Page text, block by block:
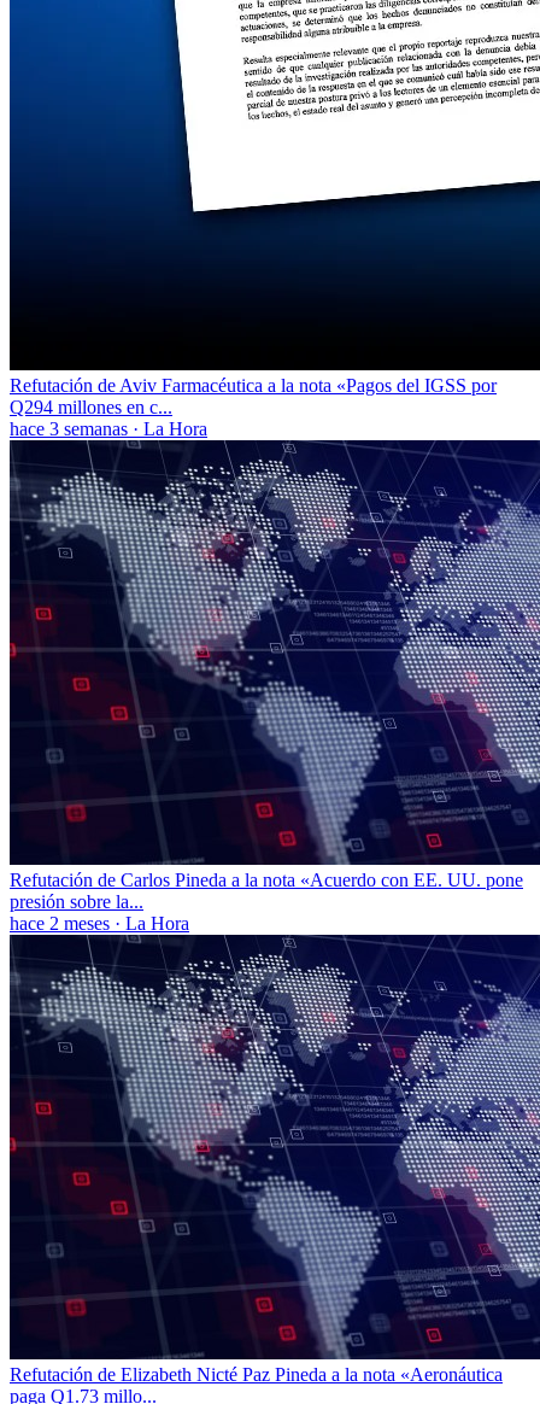
Refutación de Aviv Farmacéutica a la nota «Pagos del IGSS por
Q294 millones en c...
hace 3 semanas · La Hora
Refutación de Carlos Pineda a la nota «Acuerdo con EE. UU. pone
presión sobre la...
hace 2 meses · La Hora
Refutación de Elizabeth Nicté Paz Pineda a la nota «Aeronáutica
paga Q1.73 millo...